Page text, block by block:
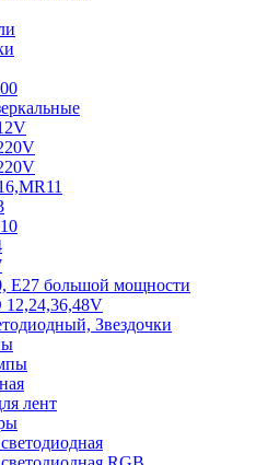
Е27 большой мощности
Звездочки
лент